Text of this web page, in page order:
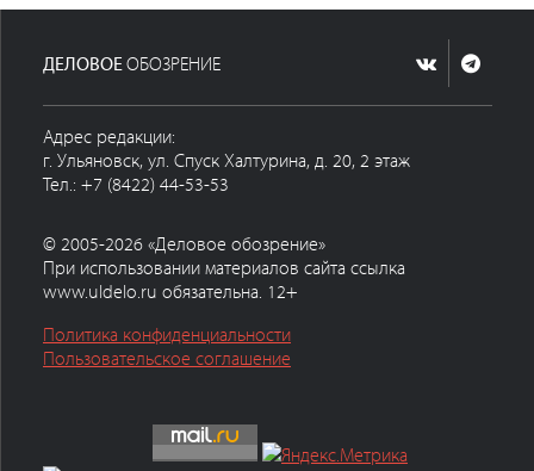
ДЕЛОВОЕОБОЗРЕНИЕ
Адрес редакции:
г. Ульяновск, ул. Спуск Халтурина, д. 20, 2 этаж
Тел.: +7 (8422) 44-53-53
© 2005-2026 «Деловое обозрение»
При использовании материалов сайта ссылка
www.uldelo.ru обязательна. 12+
Политика конфиденциальности
Пользовательское соглашение